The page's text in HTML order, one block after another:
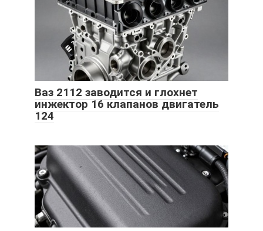
Ваз 2112 заводится и глохнет
инжектор 16 клапанов двигатель
124